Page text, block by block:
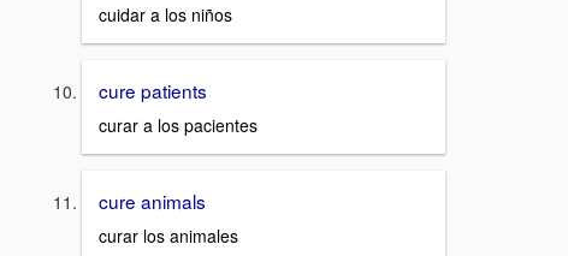
cuidar a los niños
cure patients
curar a los pacientes
cure animals
curar los animales